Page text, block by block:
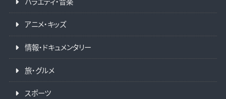
アニメ・キッズ
情報・ドキュメンタリー
旅・グルメ
スポーツ